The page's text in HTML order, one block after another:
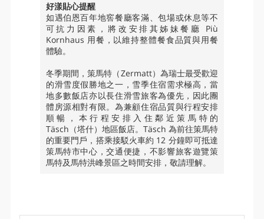
好漾貼心提醒
如遇伯恩百年地窖餐廳客滿、包場或休息等不
可抗力因素，將改安排其姊妹餐廳 Più
Kornhaus 用餐，以維持整體餐食品質與用餐
體驗。
冬季期間，策馬特（Zermatt）為瑞士最受歡迎
的滑雪度假勝地之一，雪季住宿需求極高，當
地多數飯店亦以長住滑雪旅客為優先，因此團
體房源相對有限。為兼顧住宿品質與行程安排
順暢，本行程安排入住鄰近策馬特的
Täsch（塔什）地區飯店。Täsch 為前往策馬特
的重要門戶，搭乘接駁火車約 12 分鐘即可抵達
策馬特市中心，交通便捷，不影響旅客遊覽策
馬特及馬特洪峰景區之時間安排，敬請理解。